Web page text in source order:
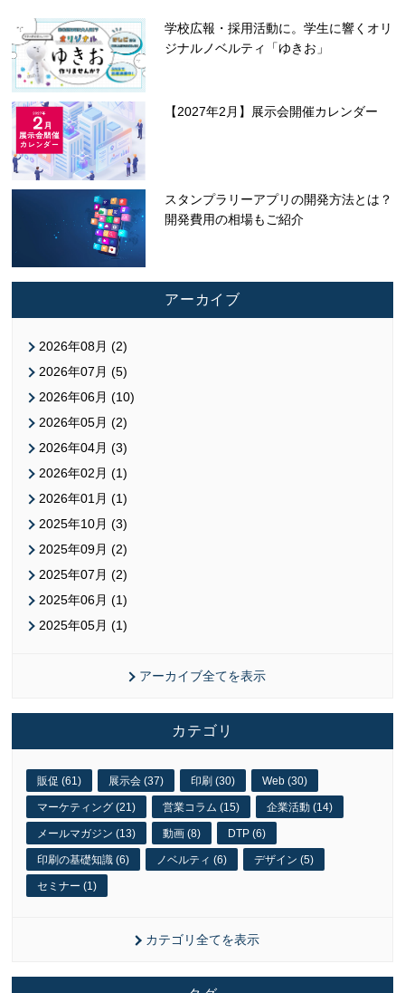
学校広報・採用活動に。学生に響くオリ
ジナルノベルティ「ゆきお」
【2027年2月】展示会開催カレンダー
スタンプラリーアプリの開発方法とは？
開発費用の相場もご紹介
アーカイブ
2026年08月 (2)
2026年07月 (5)
2026年06月 (10)
2026年05月 (2)
2026年04月 (3)
2026年02月 (1)
2026年01月 (1)
2025年10月 (3)
2025年09月 (2)
2025年07月 (2)
2025年06月 (1)
2025年05月 (1)
アーカイブ全てを表示
カテゴリ
販促 (61) 展示会 (37) 印刷 (30) Web (30)
マーケティング (21) 営業コラム (15) 企業活動 (14)
メールマガジン (13) 動画 (8) DTP (6)
印刷の基礎知識 (6) ノベルティ (6) デザイン (5)
セミナー (1)
カテゴリ全てを表示